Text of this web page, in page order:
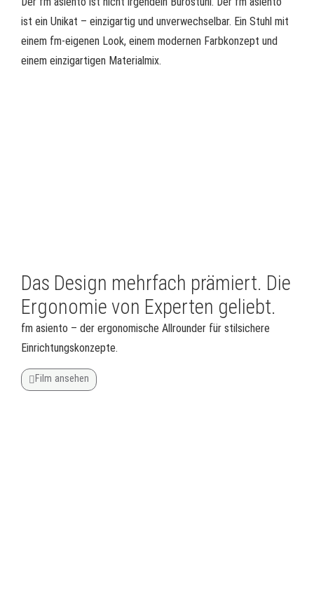
ist ein Unikat – einzigartig und unverwechselbar. Ein Stuhl mit
einem fm-eigenen Look, einem modernen Farbkonzept und
einem einzigartigen Materialmix.
Das Design mehrfach prämiert. Die
Ergonomie von Experten geliebt.
fm asiento – der ergonomische Allrounder für stilsichere
Einrichtungskonzepte.
Film ansehen